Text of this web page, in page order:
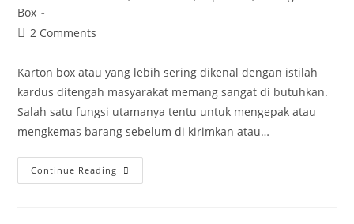
Box
2 Comments
Karton box atau yang lebih sering dikenal dengan istilah
kardus ditengah masyarakat memang sangat di butuhkan.
Salah satu fungsi utamanya tentu untuk mengepak atau
mengkemas barang sebelum di kirimkan atau…
Continue Reading